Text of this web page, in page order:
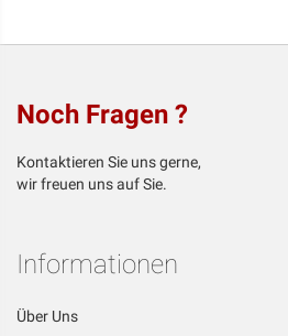
Noch Fragen ?
Kontaktieren Sie uns gerne,
wir freuen uns auf Sie.
Informationen
Über Uns